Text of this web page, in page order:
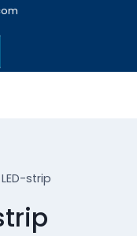
strip